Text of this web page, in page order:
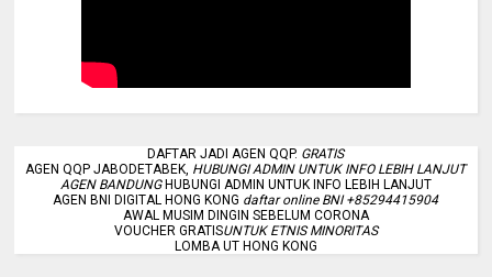
DAFTAR JADI AGEN QQP. GRATIS
AGEN QQP JABODETABEK, HUBUNGI ADMIN UNTUK INFO LEBIH LANJUT
AGEN BANDUNGHUBUNGI ADMIN UNTUK INFO LEBIH LANJUT
AGEN BNI DIGITAL HONG KONG daftar online BNI +85294415904
AWAL MUSIM DINGIN SEBELUM CORONA
VOUCHER GRATISUNTUK ETNIS MINORITAS
LOMBA UT HONG KONG